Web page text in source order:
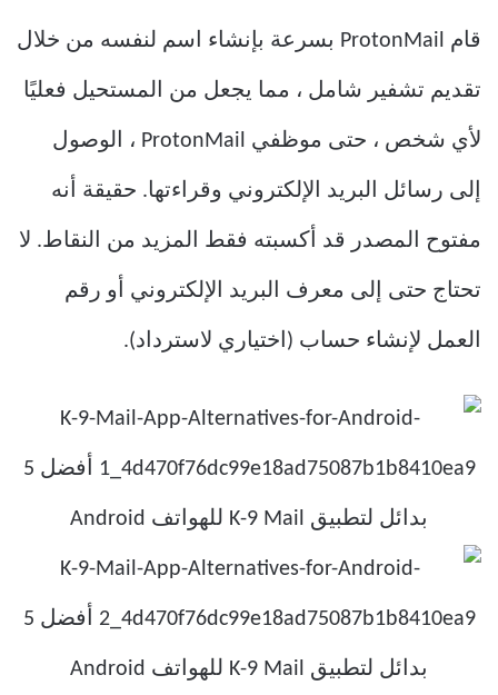
قام ProtonMail بسرعة بإنشاء اسم لنفسه من خلال
تقديم تشفير شامل ، مما يجعل من المستحيل فعليًا
لأي شخص ، حتى موظفي ProtonMail ، الوصول
إلى رسائل البريد الإلكتروني وقراءتها. حقيقة أنه
مفتوح المصدر قد أكسبته فقط المزيد من النقاط. لا
تحتاج حتى إلى معرف البريد الإلكتروني أو رقم
العمل لإنشاء حساب (اختياري لاسترداد).